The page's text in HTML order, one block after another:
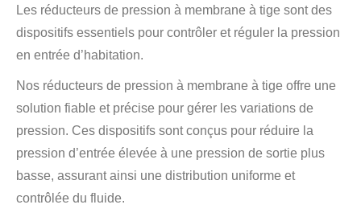
Les réducteurs de pression à membrane à tige sont des
dispositifs essentiels pour contrôler et réguler la pression
en entrée d’habitation.
Nos réducteurs de pression à membrane à tige offre une
solution fiable et précise pour gérer les variations de
pression. Ces dispositifs sont conçus pour réduire la
pression d’entrée élevée à une pression de sortie plus
basse, assurant ainsi une distribution uniforme et
contrôlée du fluide.